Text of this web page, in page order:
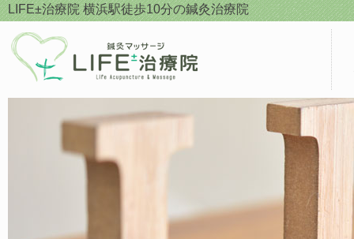
Skip
content
LIFE±治療院 横浜駅徒歩10分の鍼灸治療院